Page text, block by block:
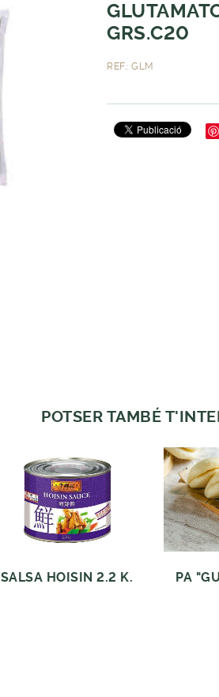
GRS.C20
REF.: GLM
POTSER TAMBÉ
SALSA HOISIN 2.2 K. PA